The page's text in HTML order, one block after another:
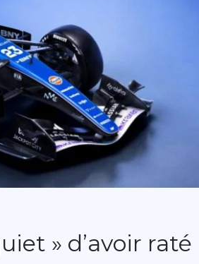
» d’avoir raté